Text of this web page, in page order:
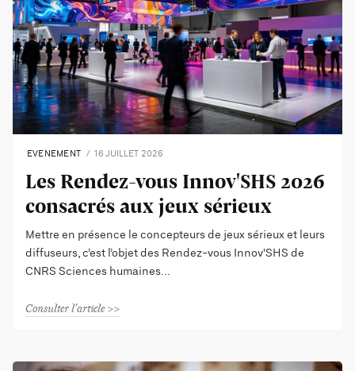
EVENEMENT 16 JUILLET 2026
Les Rendez-vous Innov'SHS 2026
consacrés aux jeux sérieux
Mettre en présence le concepteurs de jeux sérieux et leurs
diffuseurs, c’est l’objet des Rendez-vous Innov'SHS de
CNRS Sciences humaines
Consulter l'article